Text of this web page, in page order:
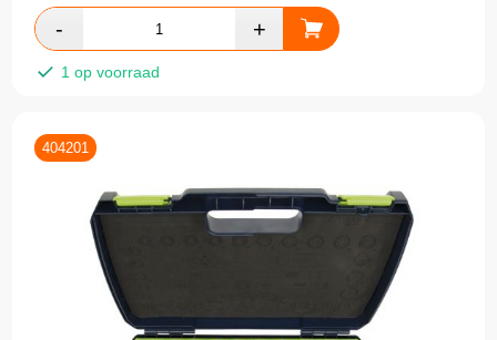
1 op voorraad
404201